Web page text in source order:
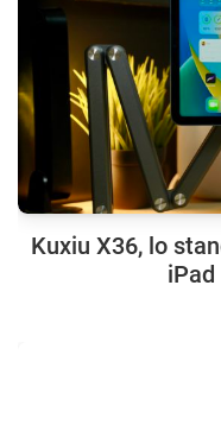
Kuxiu X36, lo
iPad